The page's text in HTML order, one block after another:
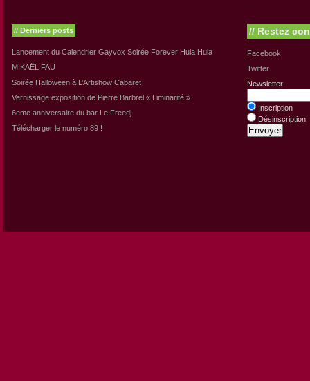
// Derniers posts
Lancement du Calendrier Gayvox Soirée Forever Hula Hula
MIKAËL FAU
Soirée Halloween à L’Artishow Cabaret
Vernissage exposition de Pierre Barbrel « Liminarité »
6eme anniversaire du bar Le Freedj
Télécharger le numéro 89 !
// Restez
Facebook
Twitter
Newsletter
Inscription
Désinscription